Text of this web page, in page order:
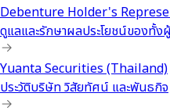
Debenture Holder's
ดูแลและรักษาผลประโยชน์ของทั้
Yuanta Securities (Thailand)
ประวัติบริษัท วิสัยทัศน์ และพันธกิจ